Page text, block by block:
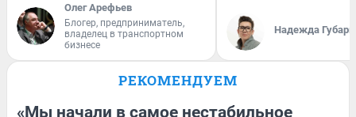
Олег Арефьев
Блогер, предприниматель,
владелец в транспортном
бизнесе
Надежда Губарь
РЕКОМЕНДУЕМ
«Мы начали в самое нестабильное